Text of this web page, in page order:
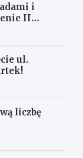
i
II
ul.
liczbę